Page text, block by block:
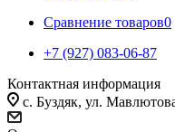
Сравнение товаров0
+7 (927) 083-06-87
Контактная информация
c. Буздяк, ул.